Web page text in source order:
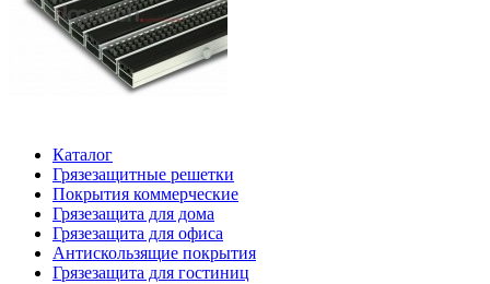
Каталог
Грязезащитные решетки
Покрытия коммерческие
Грязезащита для дома
Грязезащита для офиса
Антискользящие покрытия
Грязезащита для гостиниц